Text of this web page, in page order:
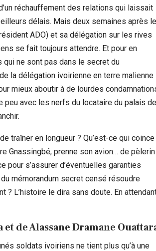
réchauffement des relations qui laissait
délais. Mais deux semaines après le
ADO) et sa délégation sur les rives
se fait toujours attendre. Et pour en
qui ne sont pas dans le secret du
la délégation ivoirienne en terre malienne
mieux aboutir à de lourdes
peu avec les nerfs du locataire du palais de
traîner en longueur ? Qu’est-ce qui coince
Gnassingbé, prenne son avion… de pèlerin
pour s’assurer d’éventuelles garanties
mémorandum secret censé résoudre
? L’histoire le dira sans doute. En
de Alassane Dramane
soldats ivoiriens ne tient plus qu’à une